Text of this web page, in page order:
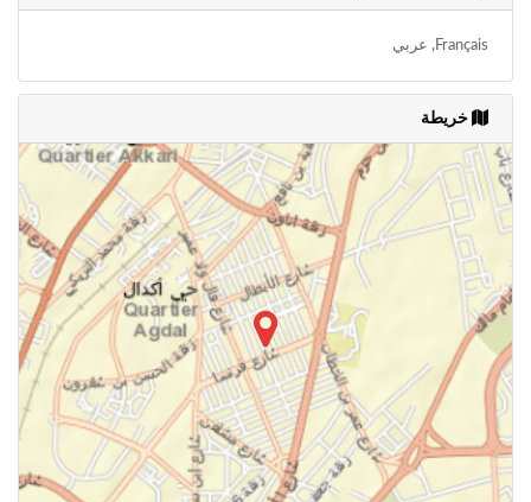
Français, عربي
خريطة